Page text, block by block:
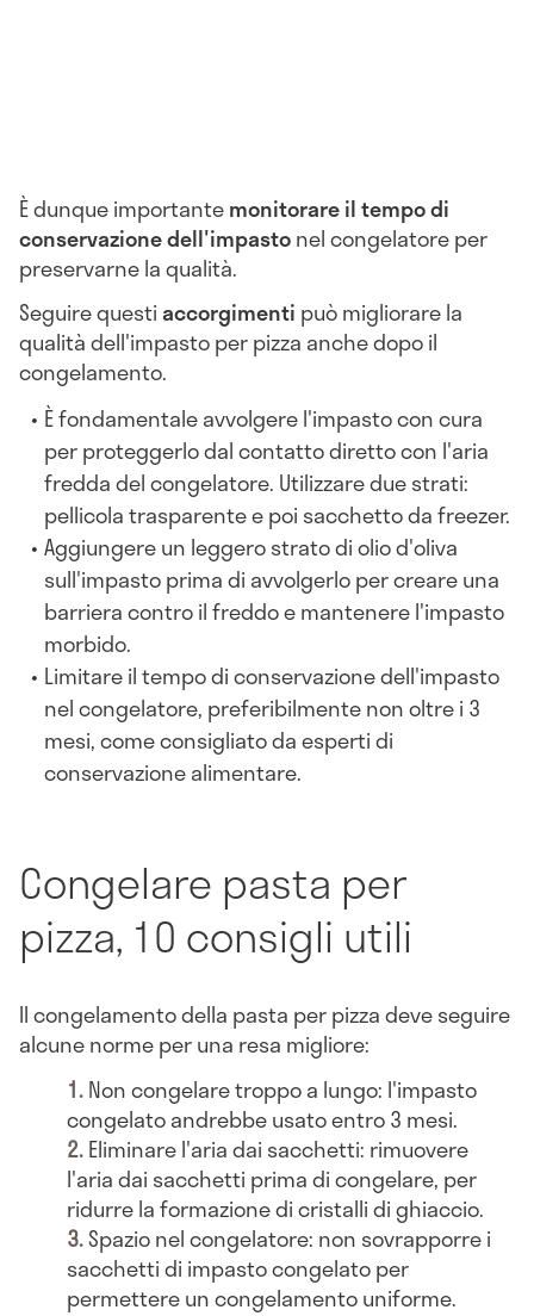
È dunque importantemonitorare il tempo di
conservazione dell'impastonel congelatore per
preservarne la qualità.
Seguire questiaccorgimenti può migliorare la
qualità dell'impasto per pizza anche dopo il
congelamento.
È fondamentale avvolgere l'impasto con cura
per proteggerlo dal contatto diretto con l'aria
fredda del congelatore. Utilizzare due strati:
pellicola trasparente e poi sacchetto da freezer.
Aggiungere un leggero strato di olio d'oliva
sull'impasto prima di avvolgerlo per creare una
barriera contro il freddo e mantenere l'impasto
morbido.
Limitare il tempo di conservazione dell'impasto
nel congelatore, preferibilmente non oltre i 3
mesi, come consigliato da esperti di
conservazione alimentare.
Congelare pasta per
pizza, 10 consigli utili
Il congelamento della pasta per pizza deve seguire
alcune norme per una resa migliore:
Non congelare troppo a lungo: l'impasto
congelato andrebbe usato entro 3 mesi.
Eliminare l'aria dai sacchetti: rimuovere
l'aria dai sacchetti prima di congelare, per
ridurre la formazione di cristalli di ghiaccio.
Spazio nel congelatore: non sovrapporre i
sacchetti di impasto congelato per
permettere un congelamento uniforme.